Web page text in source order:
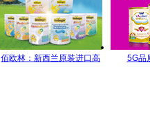
佰欧林：新西兰原装进口高
5G品